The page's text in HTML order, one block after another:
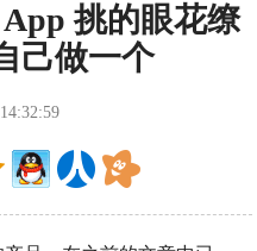
挑的眼花缭
己做一个